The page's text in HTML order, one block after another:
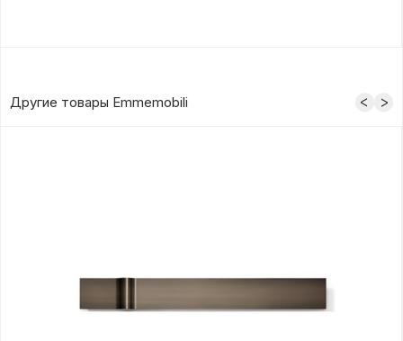
Другие товары Emmemobili